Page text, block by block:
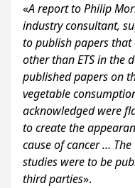
«A report to Philip
industry consultant,
to publish papers
other than ETS in the
published papers on
vegetable
acknowledged were
to create the
cause of cancer …
studies were to be
third parties».